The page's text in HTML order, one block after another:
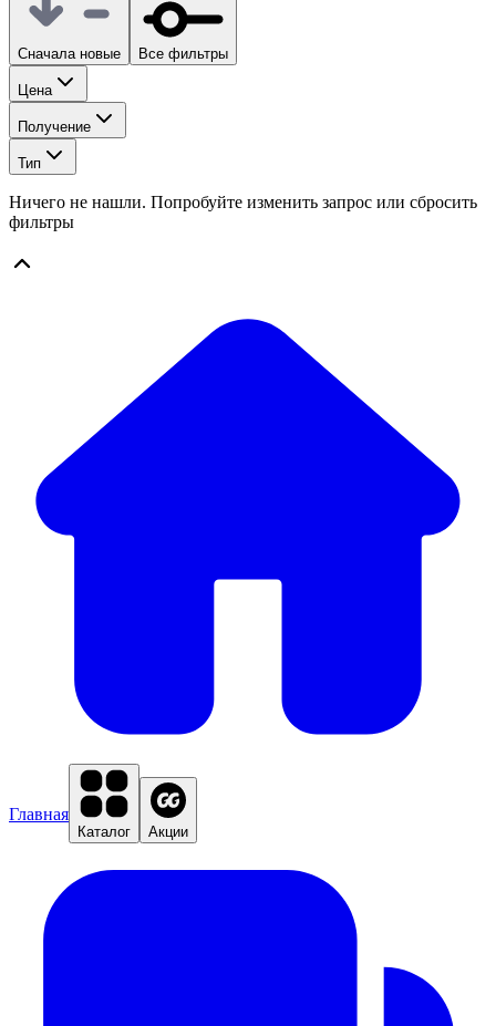
Сначала новые Все фильтры
Цена
Получение
Тип
Ничего не нашли. Попробуйте изменить запрос или сбросить
фильтры
Главная
Каталог Акции